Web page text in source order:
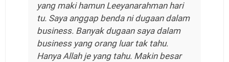
yang maki hamun Leeyanarahman hari
tu. Saya anggap benda ni dugaan dalam
business. Banyak dugaan saya dalam
business yang orang luar tak tahu.
Hanya Allah je yang tahu. Makin besar